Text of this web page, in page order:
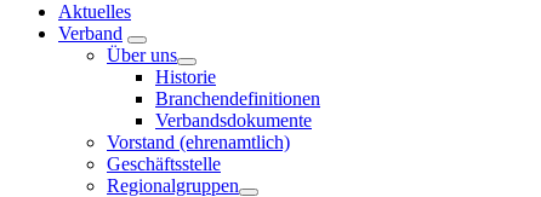
Aktuelles
Verband
Über uns
Historie
Branchendefinitionen
Verbandsdokumente
Vorstand (ehrenamtlich)
Geschäftsstelle
Regionalgruppen